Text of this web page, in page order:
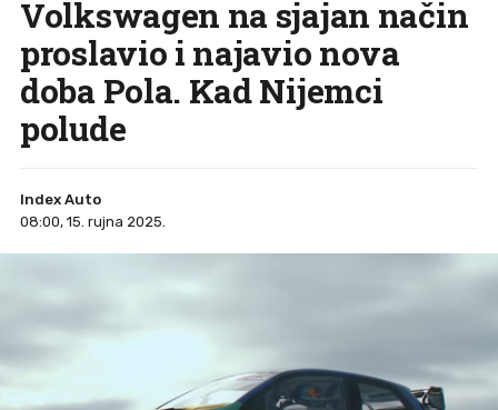
Volkswagen na sjajan način
proslavio i najavio nova
doba Pola. Kad Nijemci
polude
Index Auto
08:00, 15. rujna 2025.